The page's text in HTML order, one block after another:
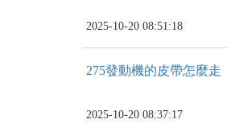
2025-10-20 08:51:18
275發動機的皮帶怎麼走
2025-10-20 08:37:17